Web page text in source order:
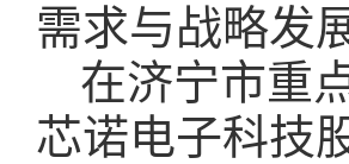
需求与战略发
在济宁市重
芯诺电子科技